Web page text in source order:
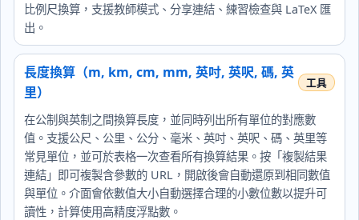
比例尺換算，支援教師模式、分享連結、練習檢查與 LaTeX 匯
出。
長度換算（m, km, cm, mm, 英吋, 英呎, 碼, 英
里）
在公制與英制之間換算長度，並同時列出所有單位的對應數
值。支援公尺、公里、公分、毫米、英吋、英呎、碼、英里等
常見單位，並可於表格一次查看所有換算結果。按「複製結果
連結」即可複製含參數的 URL，開啟後會自動還原到相同數值
與單位。介面會依數值大小自動選擇合理的小數位數以提升可
讀性，計算使用高精度浮點數。